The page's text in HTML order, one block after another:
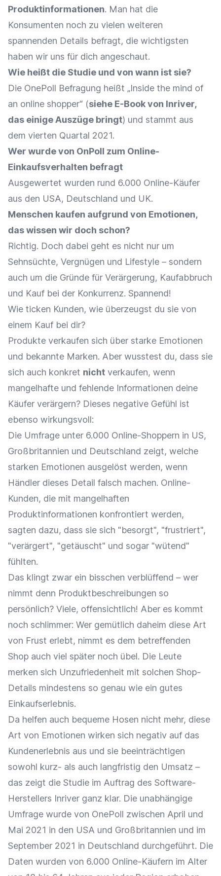
Produktinformationen. Man hat die
Konsumenten noch zu vielen weiteren
spannenden Details befragt, die wichtigsten
haben wir uns für dich angeschaut.
Wie heißt die Studie und von wann ist sie?
Die OnePoll Befragung heißt „Inside the mind of
an online shopper“ (siehe E-Book von Inriver,
das einige Auszüge bringt) und stammt aus
dem vierten Quartal 2021.
Wer wurde von OnPoll zum Online-
Einkaufsverhalten befragt
Ausgewertet wurden rund 6.000 Online-Käufer
aus den USA, Deutschland und UK.
Menschen kaufen aufgrund von Emotionen,
das wissen wir doch schon?
Richtig. Doch dabei geht es nicht nur um
Sehnsüchte, Vergnügen und Lifestyle – sondern
auch um die Gründe für Verärgerung, Kaufabbruch
und Kauf bei der Konkurrenz. Spannend!
Wie ticken Kunden, wie überzeugst du sie von
einem Kauf bei dir?
Produkte verkaufen sich über starke Emotionen
und bekannte Marken. Aber wusstest du, dass sie
sich auch konkret nicht verkaufen, wenn
mangelhafte und fehlende Informationen deine
Käufer verärgern? Dieses negative Gefühl ist
ebenso wirkungsvoll:
Die Umfrage unter 6.000 Online-Shoppern in US,
Großbritannien und Deutschland zeigt, welche
starken Emotionen ausgelöst werden, wenn
Händler dieses Detail falsch machen. Online-
Kunden, die mit mangelhaften
Produktinformationen konfrontiert werden,
sagten dazu, dass sie sich "besorgt", "frustriert",
"verärgert", "getäuscht" und sogar "wütend"
fühlten.
Das klingt zwar ein bisschen verblüffend – wer
nimmt denn Produktbeschreibungen so
persönlich? Viele, offensichtlich! Aber es kommt
noch schlimmer: Wer gemütlich daheim diese Art
von Frust erlebt, nimmt es dem betreffenden
Shop auch viel später noch übel. Die Leute
merken sich Unzufriedenheit mit solchen Shop-
Details mindestens so genau wie ein gutes
Einkaufserlebnis.
Da helfen auch bequeme Hosen nicht mehr, diese
Art von Emotionen wirken sich negativ auf das
Kundenerlebnis aus und sie beeinträchtigen
sowohl kurz- als auch langfristig den Umsatz –
das zeigt die Studie im Auftrag des Software-
Herstellers Inriver ganz klar. Die unabhängige
Umfrage wurde von OnePoll zwischen April und
Mai 2021 in den USA und Großbritannien und im
September 2021 in Deutschland durchgeführt. Die
Daten wurden von 6.000 Online-Käufern im Alter